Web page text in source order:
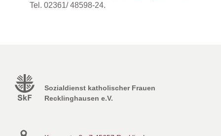
Tel. 02361/ 48598-24.
Sozialdienst katholischer Frauen
Recklinghausen e.V.